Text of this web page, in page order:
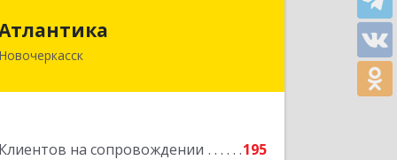
Новочеркасск
Клиентов на сопровождении
195
346428, Ростовская обл, Новочеркасск
Подробнее